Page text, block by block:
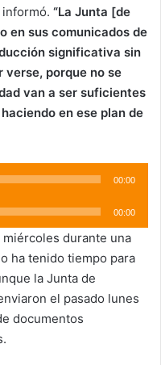
informó. “La Junta [de
en sus comunicados de
significativa sin
verse, porque no se
van a ser suficientes
en ese plan de
00:00
00:00
durante una
ha tenido tiempo para
la Junta de
el pasado lunes
documentos